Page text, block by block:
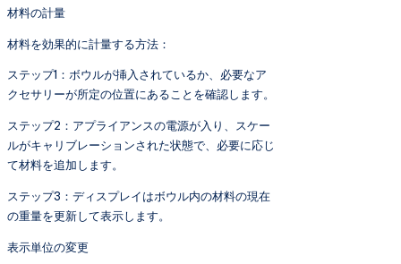
材料の計量
材料を効果的に計量する方法：
ステップ1：ボウルが挿入されているか、必要なア
クセサリーが所定の位置にあることを確認します。
ステップ2：アプライアンスの電源が入り、スケー
ルがキャリブレーションされた状態で、必要に応じ
て材料を追加します。
ステップ3：ディスプレイはボウル内の材料の現在
の重量を更新して表示します。
表示単位の変更